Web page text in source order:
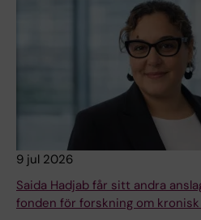
9 jul 2026
Saida Hadjab får sitt andra
fonden för forskning om